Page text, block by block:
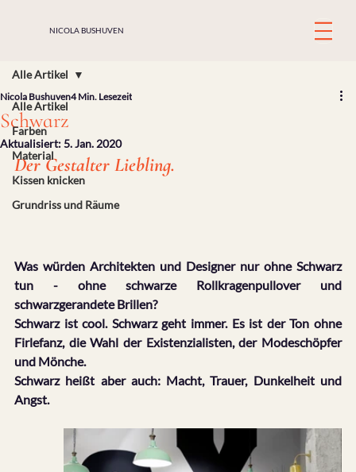
NICOLA BUSHUVEN
Alle Artikel
Farben
Material
Kissen knicken
Grundriss und Räume
Alle Artikel
Schwarz
Nicola Bushuven4 Min. Lesezeit
Aktualisiert:5. Jan. 2020
Der Gestalter Liebling.
Was würden Architekten und Designer nur ohne Schwarz
tun - ohne schwarze Rollkragenpullover und
schwarzgerandete Brillen?
Schwarz ist cool. Schwarz geht immer. Es ist der Ton ohne
Firlefanz, die Wahl der Existenzialisten, der Modeschöpfer
und Mönche.
Schwarz heißt aber auch: Macht, Trauer, Dunkelheit und
Angst.